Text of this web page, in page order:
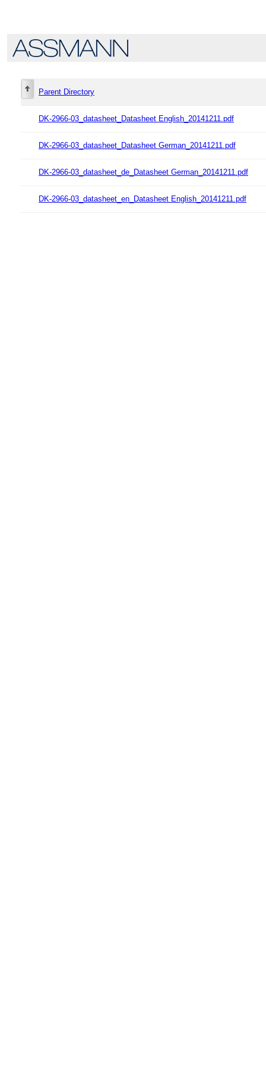
Parent Directory
DK-2966-03_datasheet_Datasheet English_20141211.pdf
DK-2966-03_datasheet_Datasheet German_20141211.pdf
DK-2966-03_datasheet_de_Datasheet German_20141211.pdf
DK-2966-03_datasheet_en_Datasheet English_20141211.pdf